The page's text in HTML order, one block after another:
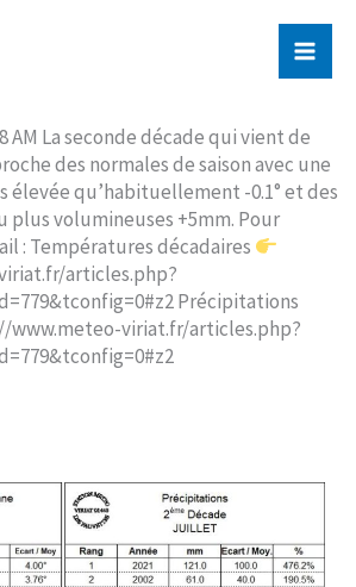
AM La seconde décade qui vient de
des normales de saison avec une
élevée qu’habituellement -0.1° et des
volumineuses +5mm. Pour
: Températures décadaires
articles.php?
Précipitations
www.meteo-viriat.fr/articles.php?